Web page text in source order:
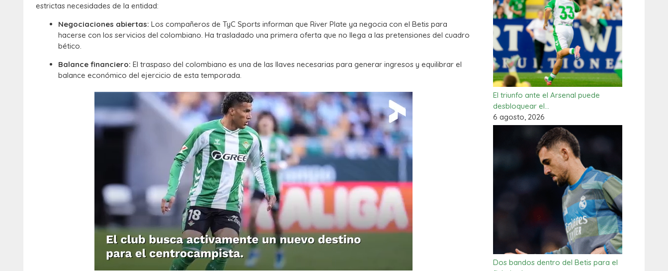
estrictas necesidades de la entidad:
Negociaciones abiertas: Los compañeros de TyC Sports informan que River Plate ya negocia con el Betis para
hacerse con los servicios del colombiano. Ha trasladado una primera oferta que no llega a las pretensiones del cuadro
bético.
Balance financiero: El traspaso del colombiano es una de las llaves necesarias para generar ingresos y equilibrar el
balance económico del ejercicio de esta temporada.
El triunfo ante el Arsenal puede
desbloquear el…
6 agosto, 2026
Dos bandos dentro del Betis para el